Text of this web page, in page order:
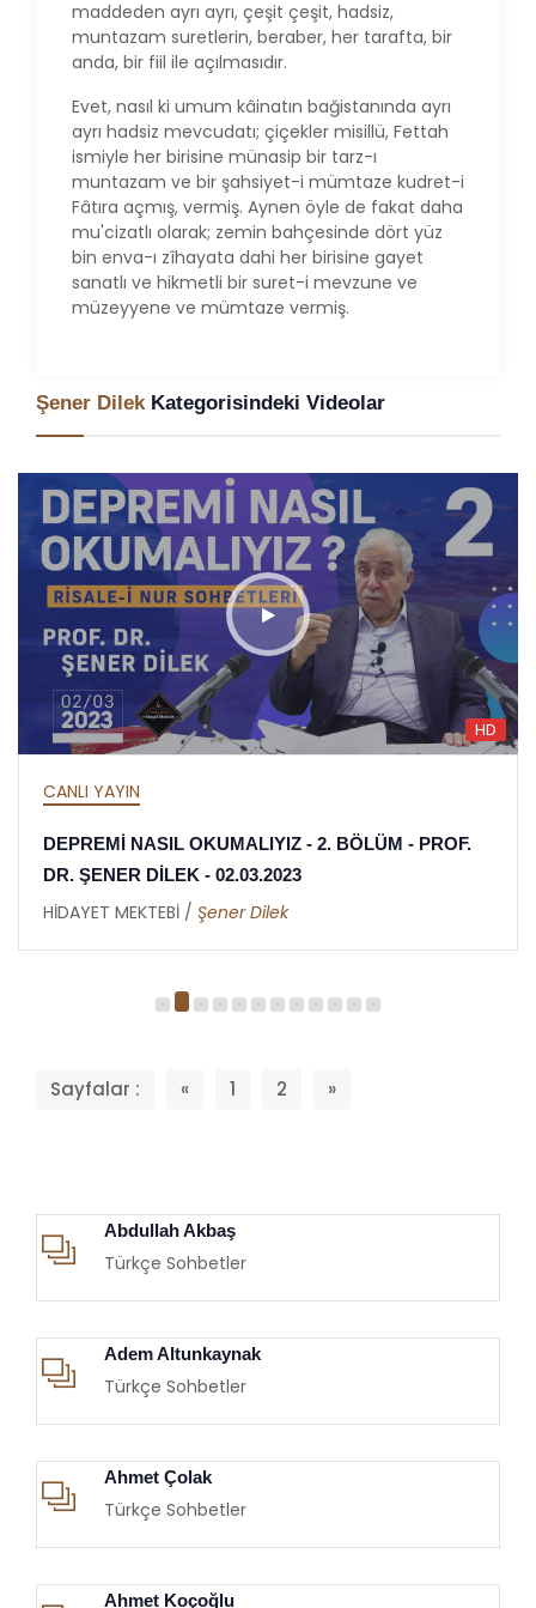
maddeden ayrı ayrı, çeşit çeşit, hadsiz,
muntazam suretlerin, beraber, her tarafta, bir
anda, bir fiil ile açılmasıdır.
Evet, nasıl ki umum kâinatın bağistanında ayrı
ayrı hadsiz mevcudatı; çiçekler misillü, Fettah
ismiyle her birisine münasip bir tarz-ı
muntazam ve bir şahsiyet-i mümtaze kudret-i
Fâtıra açmış, vermiş. Aynen öyle de fakat daha
mu'cizatlı olarak; zemin bahçesinde dört yüz
bin enva-ı zîhayata dahi her birisine gayet
sanatlı ve hikmetli bir suret-i mevzune ve
müzeyyene ve mümtaze vermiş.
Şener DilekKategorisindeki Videolar
HD
CANLI YAYIN
DEPREMİ NASIL OKUMALIYIZ - 2. BÖLÜM - PROF.
DR. ŞENER DİLEK - 02.03.2023
HİDAYET MEKTEBİ / Şener Dilek
Sayfalar : « 1 2 »
Abdullah Akbaş
Türkçe Sohbetler
Adem Altunkaynak
Türkçe Sohbetler
Ahmet Çolak
Türkçe Sohbetler
Ahmet Koçoğlu